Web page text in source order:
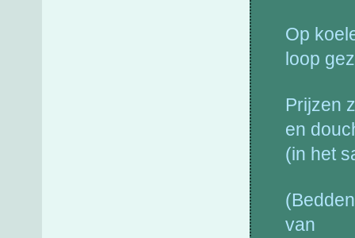
Op
loop
Prijzen
en
(in het
van